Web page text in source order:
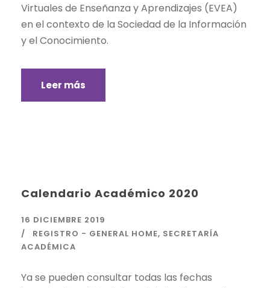
Virtuales de Enseñanza y Aprendizajes (EVEA)
en el contexto de la Sociedad de la Información
y el Conocimiento.
Leer más
Calendario Académico 2020
16 DICIEMBRE 2019
REGISTRO - GENERAL HOME, SECRETARÍA
ACADÉMICA
Ya se pueden consultar todas las fechas